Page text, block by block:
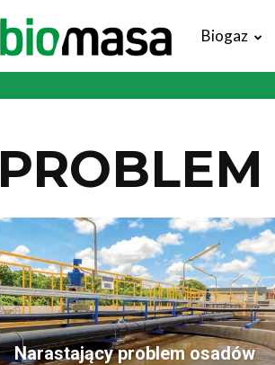
Magazyn
Biogaz
Narastający problem osadów